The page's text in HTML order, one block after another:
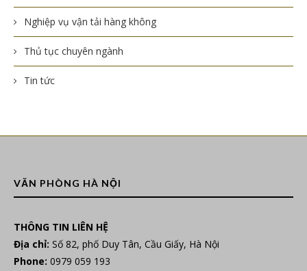
Nghiệp vụ vận tải hàng không
Thủ tục chuyên ngành
Tin tức
VĂN PHÒNG HÀ NỘI
THÔNG TIN LIÊN HỆ
Địa chỉ: Số 82, phố Duy Tân, Cầu Giấy, Hà Nội
Phone: 0979 059 193